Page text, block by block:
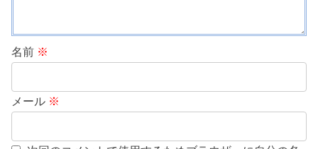
名前 ※
メール ※